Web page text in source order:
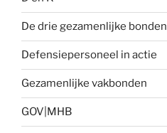
De drie gezamenlijke bonden
Defensiepersoneel in actie
Gezamenlijke vakbonden
GOV|MHB